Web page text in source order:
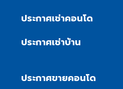
ประกาศเช่าคอนโด
ประกาศเช่าบ้าน
ประกาศขายคอนโด